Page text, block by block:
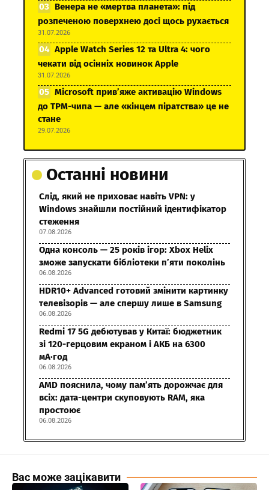
Венера не «мертва планета»: під
розпеченою поверхнею досі щось рухається
31.07.2026
Apple Watch Series 12 та Ultra 4: чого
чекати від осінніх новинок Apple
31.07.2026
Microsoft прив’яже активацію Windows
до TPM-чипа — але «кінцем піратства» це не
стане
29.07.2026
Останні новини
Слід, який не приховає навіть VPN: у
Windows знайшли постійний ідентифікатор
стеження
07.08.2026
Одна консоль — 25 років ігор: Xbox Helix
зможе запускати бібліотеки п’яти поколінь
06.08.2026
HDR10+ Advanced готовий змінити картинку
телевізорів — але спершу лише в Samsung
06.08.2026
Redmi 17 5G дебютував у Китаї: бюджетник
зі 120-герцовим екраном і АКБ на 6300
мА·год
06.08.2026
AMD пояснила, чому пам’ять дорожчає для
всіх: дата-центри скуповують RAM, яка
простоює
06.08.2026
Вас може зацікавити